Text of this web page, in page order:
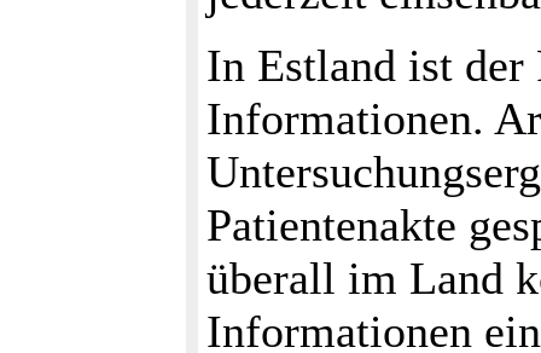
In Estland ist der
Informationen.
Patientenakte
überall im Land
Informationen